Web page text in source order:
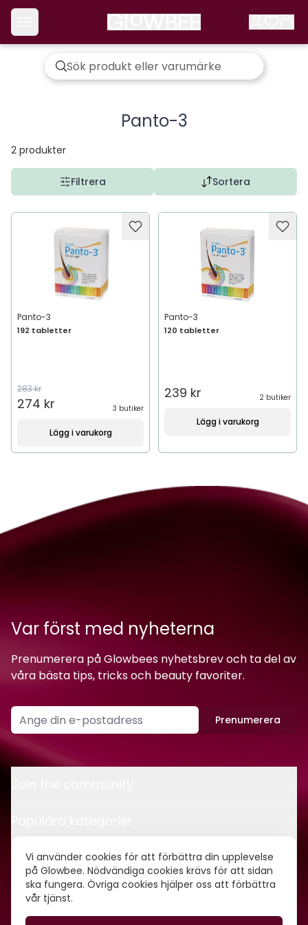
Vi använder cookies för att förbättra din upplevelse
på Glowbee. Nödvändiga cookies krävs för att sidan
ska fungera. Övriga cookies hjälper oss att förbättra
vår tjänst.
Panto-3
2 produkter
Filtrera Sortera
Panto-3
192 tabletter
283 kr
274 kr 3 butiker
Lägg i varukorg
Panto-3
120 tabletter
239 kr 2 butiker
Lägg i varukorg
Var först med nyheterna
Prenumerera på Glowbees nyhetsbrev och ta del av
våra bästa tips, tricks och beauty favoriter.
Prenumerera
Kontakt
Om oss